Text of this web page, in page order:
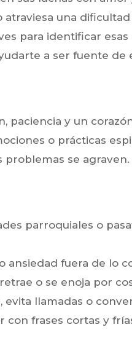
una
para identificar esas
a ser fuente de
y un
o prácticas
se agraven.
parroquiales o
ansiedad fuera de lo
o se enoja por
llamadas o
frases cortas y